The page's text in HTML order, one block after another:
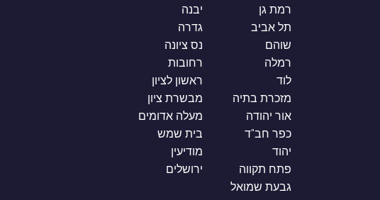
רמת גן
תל אביב
שוהם
רמלה
לוד
מזכרת בתיה
אור יהודה
כפר חב"ד
יהוד
פתח תקווה
גבעת שמואל
יבנה
גדרה
נס ציונה
רחובות
ראשון לציון
מבשרת ציון
מעלה אדומים
בית שמש
מודיעין
ירושלים